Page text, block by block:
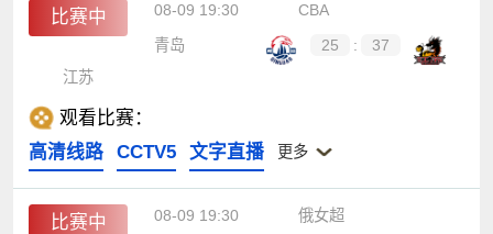
比赛中 08-09 19:30
CBA
青岛
25 :
37
江苏
观看比赛：
高清线路
CCTV5 文字直播 更多
比赛中 08-09 19:30
俄女超